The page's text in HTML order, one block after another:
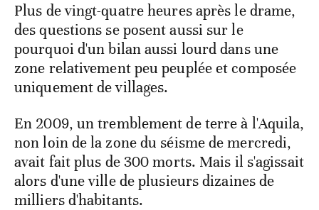
Plus de vingt-quatre heures après le drame,
des questions se posent aussi sur le
pourquoi d'un bilan aussi lourd dans une
zone relativement peu peuplée et composée
uniquement de villages.
En 2009, un tremblement de terre à l'Aquila,
non loin de la zone du séisme de mercredi,
avait fait plus de 300 morts. Mais il s'agissait
alors d'une ville de plusieurs dizaines de
milliers d'habitants.